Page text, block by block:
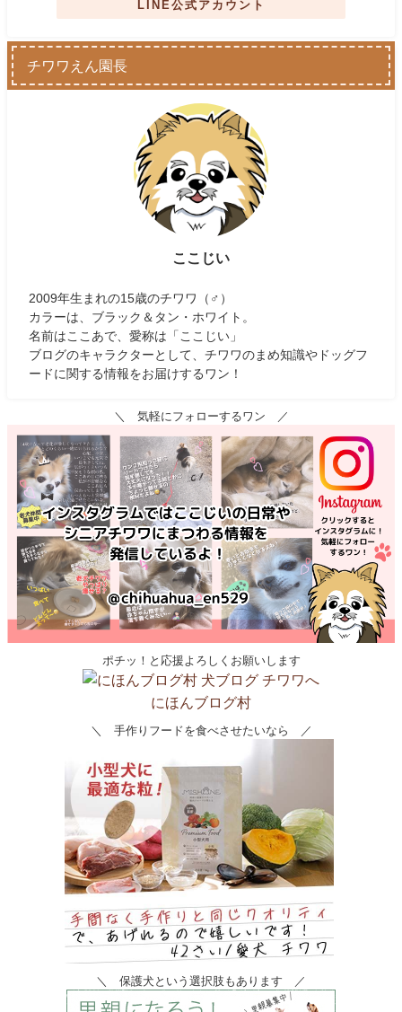
LINE公式アカウント
チワワえん園長
ここじい
2009年生まれの15歳のチワワ（♂）
カラーは、ブラック＆タン・ホワイト。
名前はここあで、愛称は「ここじい」
ブログのキャラクターとして、チワワのまめ知識やドッグフ
ードに関する情報をお届けするワン！
＼ 気軽にフォローするワン ／
ポチッ！と応援よろしくお願いします
にほんブログ村
＼ 手作りフードを食べさせたいなら ／
＼ 保護犬という選択肢もあります ／